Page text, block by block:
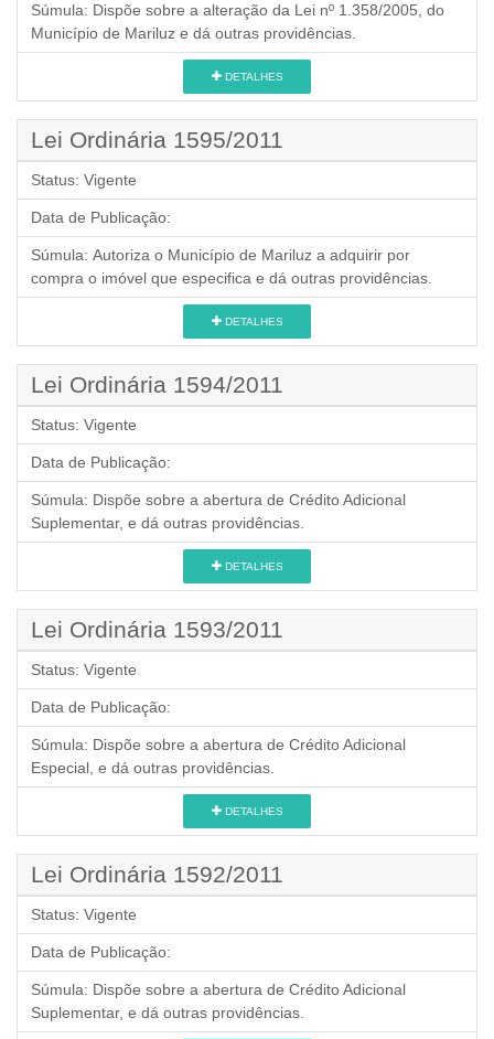
Súmula: Dispõe sobre a alteração da Lei nº 1.358/2005, do
Município de Mariluz e dá outras providências.
DETALHES
Lei Ordinária 1595/2011
Status: Vigente
Data de Publicação:
Súmula: Autoriza o Município de Mariluz a adquirir por
compra o imóvel que especifica e dá outras providências.
DETALHES
Lei Ordinária 1594/2011
Status: Vigente
Data de Publicação:
Súmula: Dispõe sobre a abertura de Crédito Adicional
Suplementar, e dá outras providências.
DETALHES
Lei Ordinária 1593/2011
Status: Vigente
Data de Publicação:
Súmula: Dispõe sobre a abertura de Crédito Adicional
Especial, e dá outras providências.
DETALHES
Lei Ordinária 1592/2011
Status: Vigente
Data de Publicação:
Súmula: Dispõe sobre a abertura de Crédito Adicional
Suplementar, e dá outras providências.